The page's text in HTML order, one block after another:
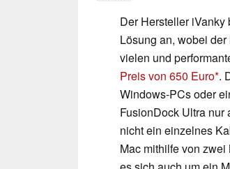
Der Hersteller
Lösung an, wobei
vielen und
Preis von 650 Euro .
Windows-PCs oder
FusionDock Ultra nur
nicht ein einzelnes
Mac mithilfe von